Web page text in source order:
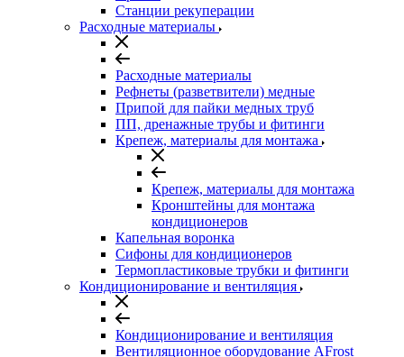
Станции рекуперации
Расходные материалы
Расходные материалы
Рефнеты (разветвители) медные
Припой для пайки медных труб
ПП, дренажные трубы и фитинги
Крепеж, материалы для монтажа
Крепеж, материалы для монтажа
Кронштейны для монтажа
кондиционеров
Капельная воронка
Сифоны для кондиционеров
Термопластиковые трубки и фитинги
Кондиционирование и вентиляция
Кондиционирование и вентиляция
Вентиляционное оборудование AFrost